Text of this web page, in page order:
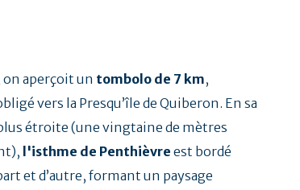
on aperçoit un tombolo de 7 km,
vers la Presqu’île de Quiberon. En sa
étroite (une vingtaine de mètres
l'isthme de Penthièvre est bordé
et d’autre, formant un paysage